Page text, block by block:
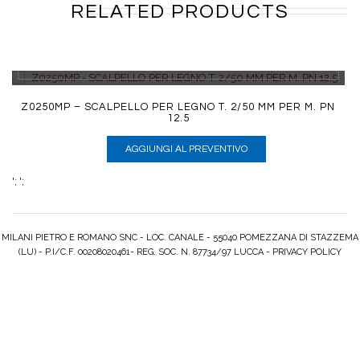
RELATED PRODUCTS
Z0250MP – SCALPELLO PER LEGNO T. 2/50 MM PER M. PN
12.5
AGGIUNGI AL PREVENTIVO
'; ';
MILANI PIETRO E ROMANO SNC - LOC. CANALE - 55040 POMEZZANA DI STAZZEMA
(LU) - P.I/C.F. 00208020461- REG. SOC. N. 87734/97 LUCCA - PRIVACY POLICY